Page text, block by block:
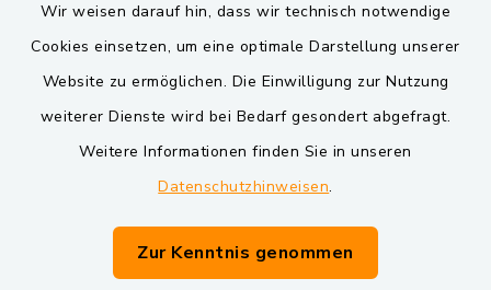
Wir weisen darauf hin, dass wir technisch notwendige
Cookies einsetzen, um eine optimale Darstellung unserer
Website zu ermöglichen. Die Einwilligung zur Nutzung
weiterer Dienste wird bei Bedarf gesondert abgefragt.
Weitere Informationen finden Sie in unseren
Datenschutzhinweisen.
Zur Kenntnis genommen
Barrierefreiheit
Impressum